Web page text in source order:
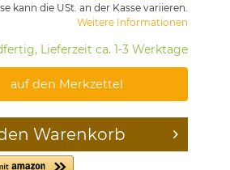
kann die USt. an der Kasse variieren.
Weitere Informationen
Lieferzeit ca. 1-3 Werktage
auf den Merkzettel
Warenkorb